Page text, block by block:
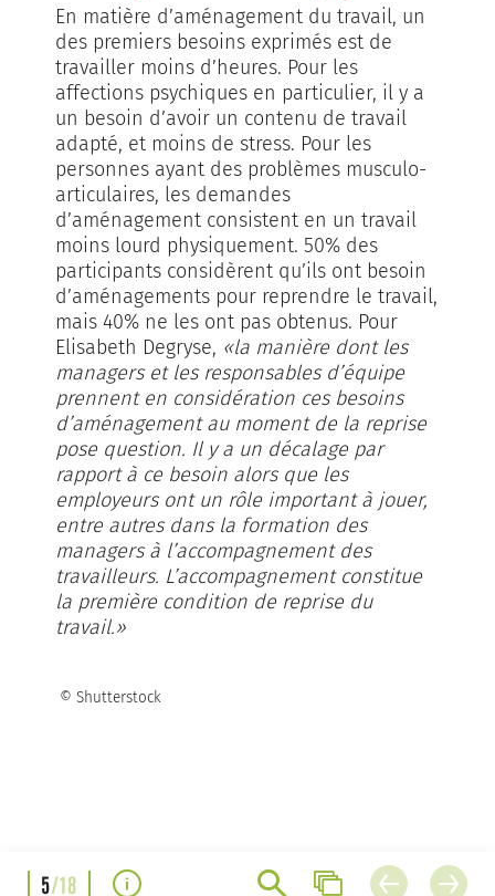
En matière d’aménagement du travail, un
des premiers besoins exprimés est de
travailler moins d’heures. Pour les
affections psychiques en particulier, il y a
un besoin d’avoir un contenu de travail
adapté, et moins de stress. Pour les
personnes ayant des problèmes musculo-
articulaires, les demandes
d’aménagement consistent en un travail
moins lourd physiquement. 50% des
participants considèrent qu’ils ont besoin
d’aménagements pour reprendre le travail,
mais 40% ne les ont pas obtenus. Pour
Elisabeth Degryse, «la manière dont les
managers et les responsables d’équipe
prennent en considération ces besoins
d’aménagement au moment de la reprise
pose question. Il y a un décalage par
rapport à ce besoin alors que les
employeurs ont un rôle important à jouer,
entre autres dans la formation des
managers à l’accompagnement des
travailleurs. L’accompagnement constitue
la première condition de reprise du
travail.»
© Shutterstock
5/18